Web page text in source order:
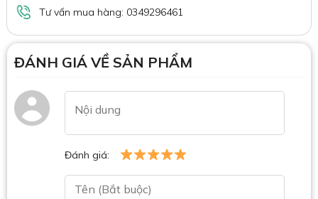
Tư vấn mua hàng: 0349296461
ĐÁNH GIÁ VỀ SẢN PHẨM
Đánh giá: